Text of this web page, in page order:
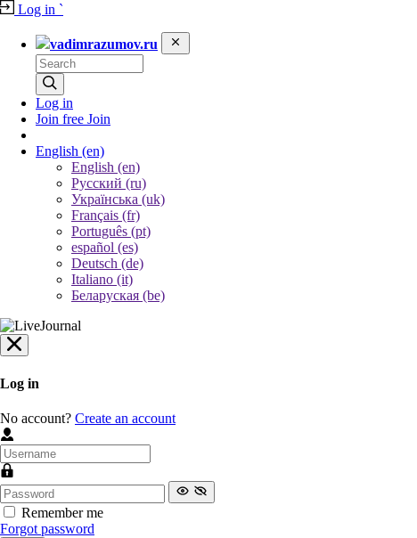
Log in `
vadimrazumov.ru
Log in
Join free Join
English (en)
English (en)
Русский (ru)
Українська (uk)
Français (fr)
Português (pt)
español (es)
Deutsch (de)
Italiano (it)
Беларуская (be)
Log in
No account? Create an account
Remember me
Forgot password